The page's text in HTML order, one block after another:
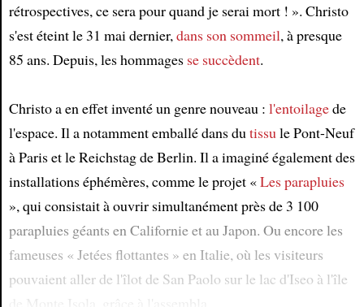
rétrospectives, ce sera pour quand je serai mort ! ». Christo
s'est éteint le 31 mai dernier,dans son sommeil, à presque
85 ans. Depuis, les hommages se succèdent.
Christo a en effet inventé un genre nouveau : l'entoilagede
l'espace. Il a notamment emballé dans dutissule Pont-Neuf
à Paris et le Reichstag de Berlin. Il a imaginé également des
installations éphémères, comme le projet «Les parapluies
», qui consistait à ouvrir simultanément près de 3 100
parapluies géants en Californie et au Japon. Ou encore les
fameuses « Jetées flottantes » en Italie, où les visiteurs
pouvaient aller de l'îlot de San Paolo sur le lac d'Iseo à l'île